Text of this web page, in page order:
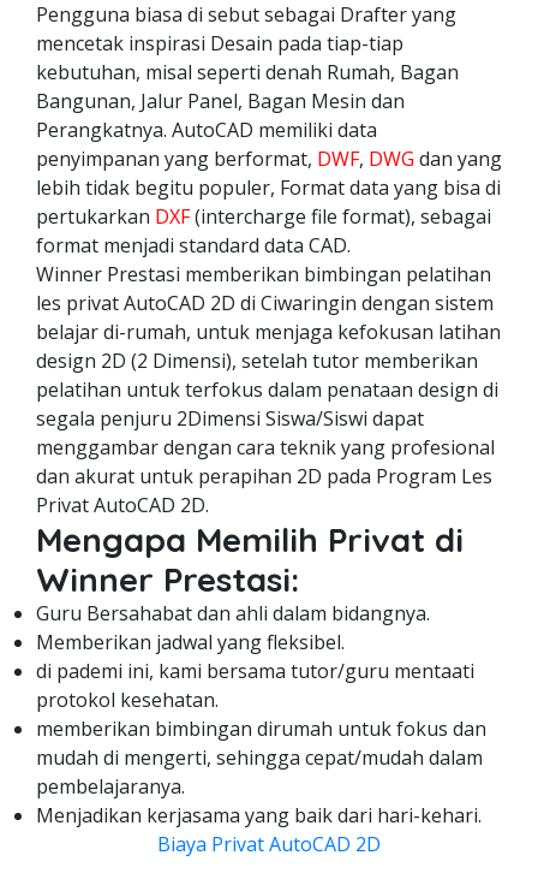
Pengguna biasa di sebut sebagai Drafter yang
mencetak inspirasi Desain pada tiap-tiap
kebutuhan, misal seperti denah Rumah, Bagan
Bangunan, Jalur Panel, Bagan Mesin dan
Perangkatnya. AutoCAD memiliki data
penyimpanan yang berformat, DWF, DWG dan yang
lebih tidak begitu populer, Format data yang bisa di
pertukarkan DXF(intercharge file format), sebagai
format menjadi standard data CAD.
Winner Prestasi memberikan bimbingan pelatihan
les privat AutoCAD 2D di Ciwaringin dengan sistem
belajar di-rumah, untuk menjaga kefokusan latihan
design 2D (2 Dimensi), setelah tutor memberikan
pelatihan untuk terfokus dalam penataan design di
segala penjuru 2Dimensi Siswa/Siswi dapat
menggambar dengan cara teknik yang profesional
dan akurat untuk perapihan 2D pada Program Les
Privat AutoCAD 2D.
Mengapa Memilih Privat di
Winner Prestasi:
Guru Bersahabat dan ahli dalam bidangnya.
Memberikan jadwal yang fleksibel.
di pademi ini, kami bersama tutor/guru mentaati
protokol kesehatan.
memberikan bimbingan dirumah untuk fokus dan
mudah di mengerti, sehingga cepat/mudah dalam
pembelajaranya.
Menjadikan kerjasama yang baik dari hari-kehari.
Biaya Privat AutoCAD 2D